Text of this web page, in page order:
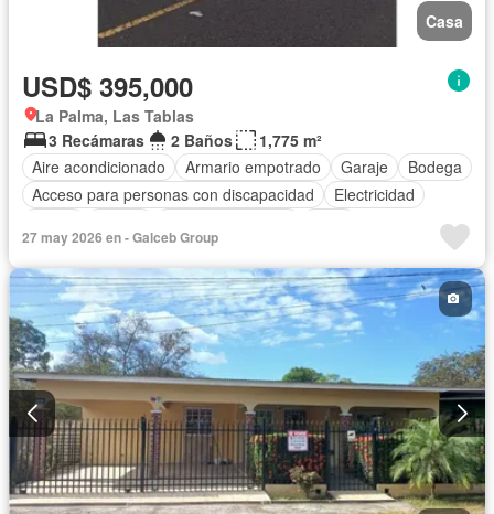
Casa
USD$ 395,000
La Palma, Las Tablas
3 Recámaras
2 Baños
1,775 m²
Aire acondicionado
Armario empotrado Garaje
Bodega
Acceso para personas con discapacidad
Electricidad
27 may 2026 en - Galceb Group